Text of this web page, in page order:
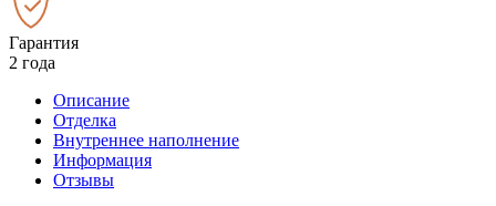
Гарантия
2 года
Описание
Отделка
Внутреннее наполнение
Информация
Отзывы